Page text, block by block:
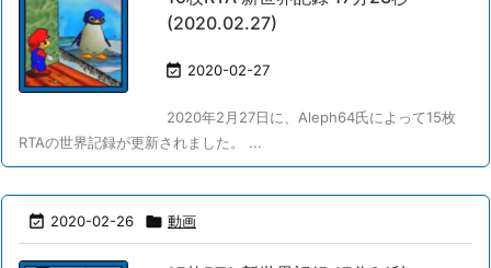
(2020.02.27)
 2020-02-27
2020年2月27日に、Aleph64氏によって15枚
RTAの世界記録が更新されました。 ...
 2020-02-26  動画